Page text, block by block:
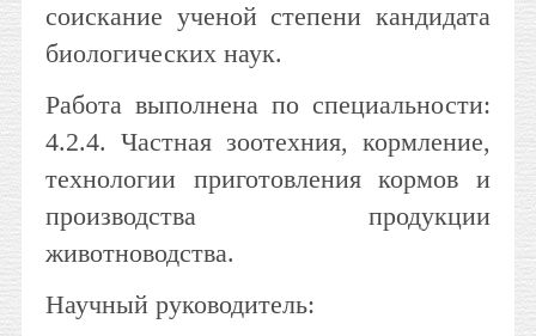
соискание ученой степени кандидата
биологических наук.
Работа выполнена по специальности:
4.2.4. Частная зоотехния, кормление,
технологии приготовления кормов и
производства продукции
животноводства.
Научный руководитель: